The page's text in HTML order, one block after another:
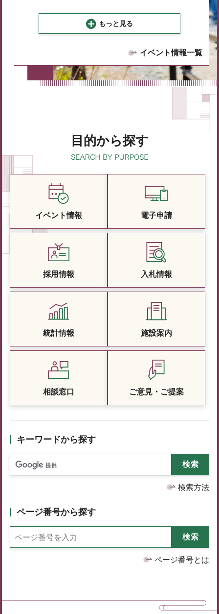
もっと見る
イベント情報一覧
目的から探す
イベント情報 電子申請
採用情報 入札情報
統計情報 施設案内
相談窓口 ご意見・ご提案
キーワードから探す
検索方法
ページ番号から探す
ページ番号とは